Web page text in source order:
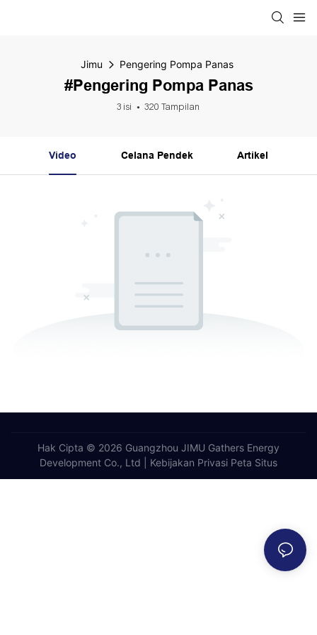
Jimu Pengering Pompa Panas
#Pengering Pompa Panas
3 isi 320 Tampilan
Video Celana Pendek Artikel
Hak Cipta © 2026 Guangzhou JIMU Gathers Energy
Development Co., Ltd |
Kebijakan Privasi Peta Situs